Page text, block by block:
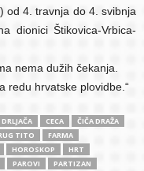
od 4. travnja do 4. svibnja
dionici Štikovica-Vrbica-
nema dužih čekanja.
redu hrvatske plovidbe.“
CECA
ČIČA DRAŽA
TITO
FARMA
HOROSKOP
HRT
PAROVI
PARTIZAN